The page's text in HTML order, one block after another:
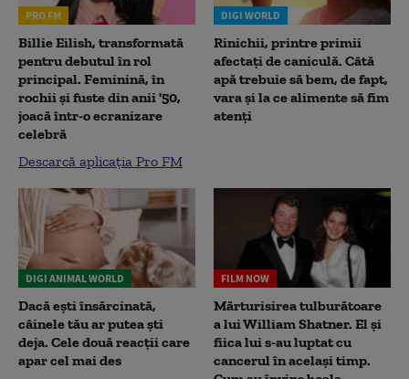
PRO FM
Billie Eilish, transformată
pentru debutul în rol
principal. Feminină, în
rochii și fuste din anii '50,
joacă într-o ecranizare
celebră
Descarcă aplicația Pro FM
DIGI WORLD
Rinichii, printre primii
afectați de caniculă. Câtă
apă trebuie să bem, de fapt,
vara și la ce alimente să fim
atenți
DIGI ANIMAL WORLD
Dacă ești însărcinată,
câinele tău ar putea ști
deja. Cele două reacții care
apar cel mai des
FILM NOW
Mărturisirea tulburătoare
a lui William Shatner. El și
fiica lui s-au luptat cu
cancerul în același timp.